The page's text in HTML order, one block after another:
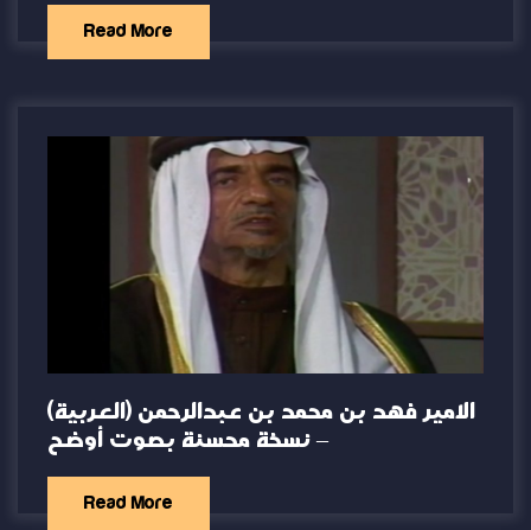
Read More
(العربية) الامير فهد بن محمد بن عبدالرحمن
– نسخة محسنة بصوت أوضح
Read More